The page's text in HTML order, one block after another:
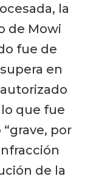
la
de Mowi
fue de
en
que fue
por
de la